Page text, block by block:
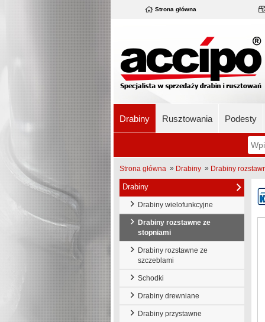
Strona główna
Drabiny Rusztowania Podesty
Strona główna » Drabiny » Drabiny
Drabiny
Drabiny wielofunkcyjne
Drabiny rozstawne ze
stopniami
Drabiny rozstawne ze
szczeblami
Schodki
Drabiny drewniane
Drabiny przystawne